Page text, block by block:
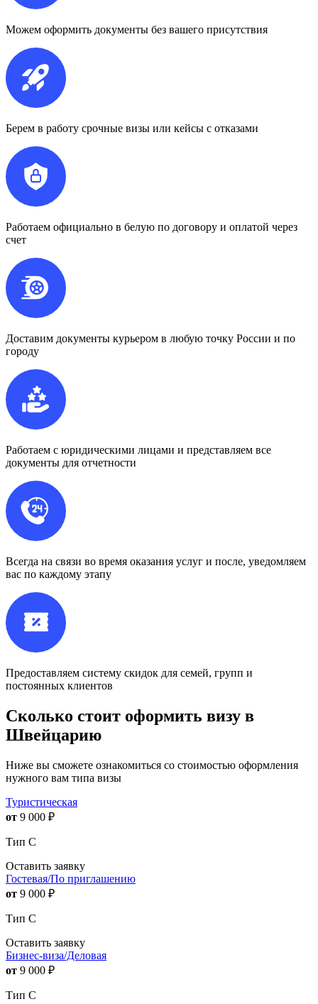
Можем оформить документы без вашего присутствия
Берем в работу срочные визы или кейсы с отказами
Работаем официально в белую по договору и оплатой через
счет
Доставим документы курьером в любую точку России и по
городу
Работаем с юридическими лицами и представляем все
документы для отчетности
Всегда на связи во время оказания услуг и после, уведомляем
вас по каждому этапу
Предоставляем систему скидок для семей, групп и
постоянных клиентов
Сколько стоит оформить визу в
Швейцарию
Ниже вы сможете ознакомиться со стоимостью оформления
нужного вам типа визы
Туристическая
от 9 000 ₽
Тип С
Оставить заявку
Гостевая/По приглашению
от 9 000 ₽
Тип С
Оставить заявку
Бизнес-виза/Деловая
от 9 000 ₽
Тип С